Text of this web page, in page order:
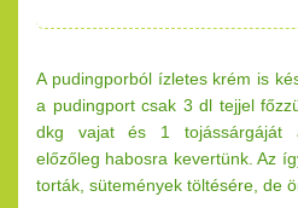
A pudingporból ízletes krém is
a pudingport csak 3 dl tejjel
dkg vajat és 1 tojássárgáját
előzőleg habosra kevertünk. Az
torták, sütemények töltésére, de